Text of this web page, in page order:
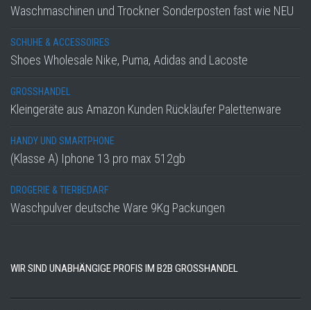
Waschmaschinen und Trockner Sonderposten fast wie NEU
SCHUHE & ACCESSOIRES
Shoes Wholesale Nike, Puma, Adidas and Lacoste
GROSSHANDEL
Kleingeräte aus Amazon Kunden Rückläufer Palettenware
HANDY UND SMARTPHONE
(Klasse A) Iphone 13 pro max 512gb
DROGERIE & TIERBEDARF
Waschpulver deutsche Ware 9Kg Packungen
WIR SIND UNABHÄNGIGE PROFIS IM B2B GROSSHANDEL